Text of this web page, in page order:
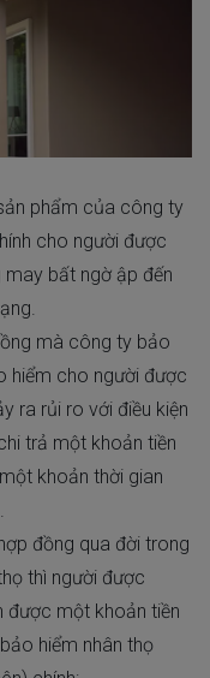
phẩm của công ty
cho người được
bất ngờ ập đến
mà công ty bảo
hiểm cho người được
ra rủi ro với điều kiện
trả một khoản tiền
khoản thời gian
đồng qua đời trong
thì người được
được một khoản tiền
hiểm nhân thọ